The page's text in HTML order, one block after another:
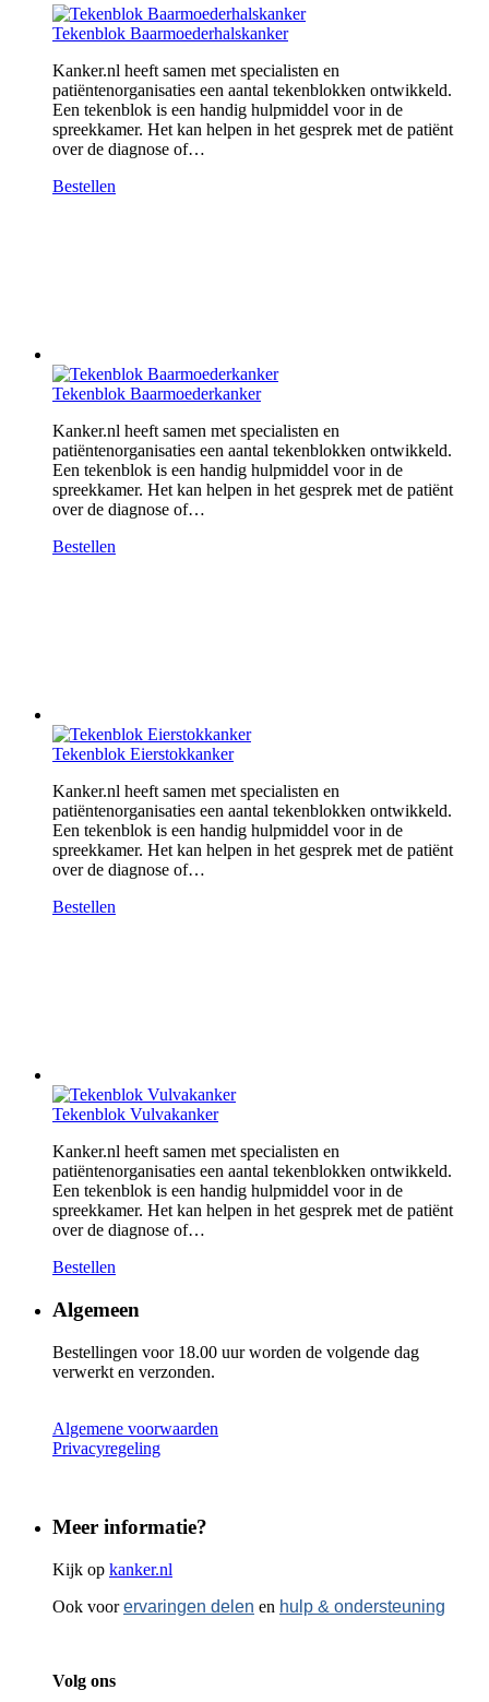
Tekenblok Baarmoederhalskanker
Kanker.nl heeft samen met specialisten en
patiëntenorganisaties een aantal tekenblokken ontwikkeld.
Een tekenblok is een handig hulpmiddel voor in de
spreekkamer. Het kan helpen in het gesprek met de patiënt
over de diagnose of…
Bestellen
Tekenblok Baarmoederkanker
Kanker.nl heeft samen met specialisten en
patiëntenorganisaties een aantal tekenblokken ontwikkeld.
Een tekenblok is een handig hulpmiddel voor in de
spreekkamer. Het kan helpen in het gesprek met de patiënt
over de diagnose of…
Bestellen
Tekenblok Eierstokkanker
Kanker.nl heeft samen met specialisten en
patiëntenorganisaties een aantal tekenblokken ontwikkeld.
Een tekenblok is een handig hulpmiddel voor in de
spreekkamer. Het kan helpen in het gesprek met de patiënt
over de diagnose of…
Bestellen
Tekenblok Vulvakanker
Kanker.nl heeft samen met specialisten en
patiëntenorganisaties een aantal tekenblokken ontwikkeld.
Een tekenblok is een handig hulpmiddel voor in de
spreekkamer. Het kan helpen in het gesprek met de patiënt
over de diagnose of…
Bestellen
Algemeen
Bestellingen voor 18.00 uur worden de volgende dag
verwerkt en verzonden.
Algemene voorwaarden
Privacyregeling
Meer informatie?
Kijk op kanker.nl
Ook voorervaringen delen en hulp & ondersteuning
Volg ons